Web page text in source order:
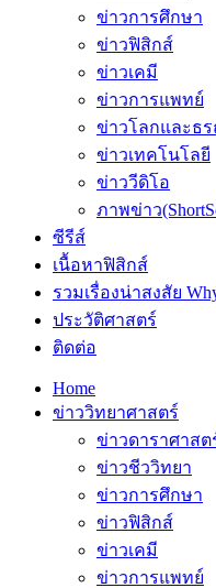
ข่าวการศึกษา
ข่าวฟิสิกส์
ข่าวเคมี
ข่าวการแพทย์
ข่าวโลกและธ
ข่าวเทคโนโลยี
ข่าววีดิโอ
ภาพข่าว
ซีรีส์
เนื้อหาฟิสิกส์
รวมเรื่องน่าสงสัย
ประวัติศาสตร์
ติดต่อ
Home
ข่าววิทยาศาสตร์
ข่าวดาราศาสต
ข่าวชีววิทยา
ข่าวการศึกษา
ข่าวฟิสิกส์
ข่าวเคมี
ข่าวการแพทย์